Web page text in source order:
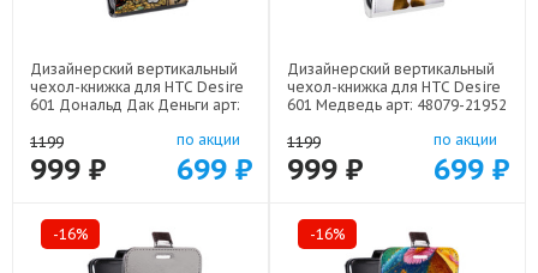
Дизайнерский вертикальный
чехол-книжка для HTC Desire
601 Дональд Дак Деньги арт:
1199
999 ₽
по акции
699 ₽
Дизайнерский вертикальный
чехол-книжка для HTC Desire
601 Медведь арт: 48079-21952
1199
999 ₽
по акции
699 ₽
-16% -16%